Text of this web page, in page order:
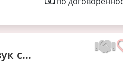
с...